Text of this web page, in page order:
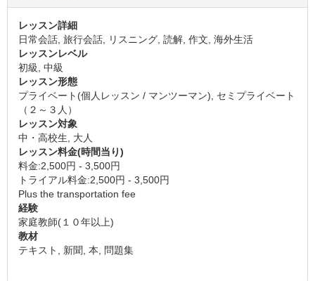
レッスン詳細
日常会話, 旅行会話, リスニング, 読解, 作文, 海外生活
レッスンレベル
初級, 中級
レッスン形態
プライベート(個人レッスン / マンツーマン), セミプライベート
（２～３人）
レッスン対象
中・高校生, 大人
レッスン料金(時間当り)
料金:2,500円 - 3,500円
トライアル料金:2,500円 - 3,500円
Plus the transportation fee
経験
家庭教師(１０年以上)
教材
テキスト, 新聞, 本, 問題集